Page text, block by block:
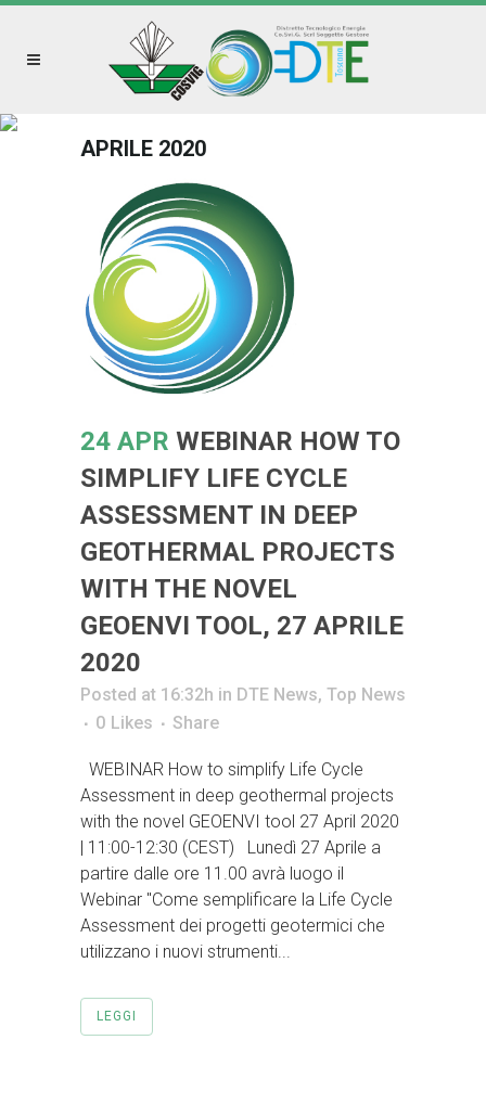
APRILE 2020
24 APR WEBINAR HOW TO
SIMPLIFY LIFE CYCLE
ASSESSMENT IN DEEP
GEOTHERMAL PROJECTS
WITH THE NOVEL
GEOENVI TOOL, 27 APRILE
2020
Posted at 16:32h in DTE News, Top News
0 Likes Share
WEBINAR How to simplify Life Cycle
Assessment in deep geothermal projects
with the novel GEOENVI tool 27 April 2020
| 11:00-12:30 (CEST) Lunedì 27 Aprile a
partire dalle ore 11.00 avrà luogo il
Webinar "Come semplificare la Life Cycle
Assessment dei progetti geotermici che
utilizzano i nuovi strumenti...
LEGGI